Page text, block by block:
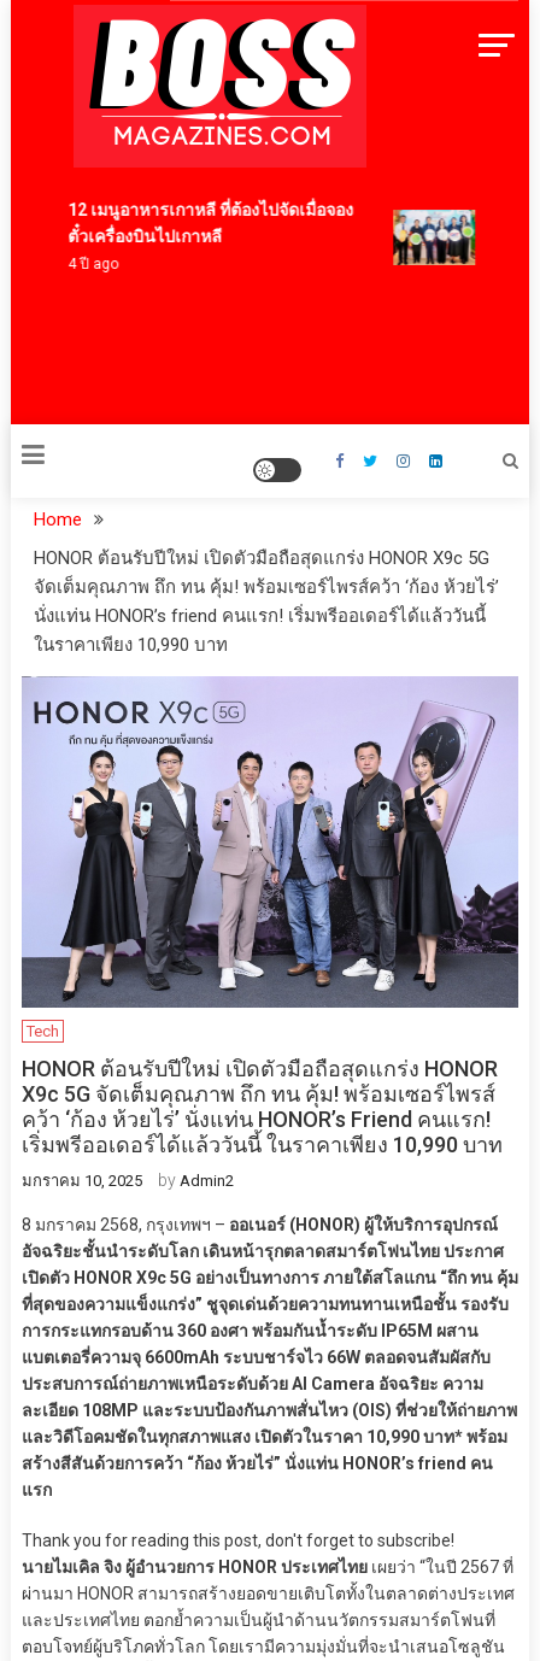
BossMagazinesThailand
12 เมนูอาหารเกาหลี ที่ต้องไปจัดเมื่อจอง
ตั๋วเครื่องบินไปเกาหลี
4 ปี ago
คต. ปลื้ม
สำเร็จต
Home
HONOR ต้อนรับปีใหม่ เปิดตัวมือถือสุดแกร่ง HONOR X9c 5G
จัดเต็มคุณภาพ ถึก ทน คุ้ม! พร้อมเซอร์ไพรส์คว้า ‘ก้อง ห้วยไร่’
นั่งแท่น HONOR’s friend คนแรก! เริ่มพรีออเดอร์ได้แล้ววันนี้
ในราคาเพียง 10,990 บาท
Tech
HONOR ต้อนรับปีใหม่ เปิดตัวมือถือสุดแกร่ง HONOR
X9c 5G จัดเต็มคุณภาพ ถึก ทน คุ้ม! พร้อมเซอร์ไพรส์
คว้า ‘ก้อง ห้วยไร่’ นั่งแท่น HONOR’s Friend คนแรก!
เริ่มพรีออเดอร์ได้แล้ววันนี้ ในราคาเพียง 10,990 บาท
มกราคม 10, 2025 by Admin2
8 มกราคม 2568, กรุงเทพฯ – ออเนอร์ (HONOR) ผู้ให้บริการอุปกรณ์
อัจฉริยะชั้นนำระดับโลก เดินหน้ารุกตลาดสมาร์ตโฟนไทย ประกาศ
เปิดตัว HONOR X9c 5G อย่างเป็นทางการ ภายใต้สโลแกน “ถึก ทน คุ้ม
ที่สุดของความแข็งแกร่ง” ชูจุดเด่นด้วยความทนทานเหนือชั้น รองรับ
การกระแทกรอบด้าน 360 องศา พร้อมกันน้ำระดับ IP65M ผสาน
แบตเตอรี่ความจุ 6600mAh ระบบชาร์จไว 66W ตลอดจนสัมผัสกับ
ประสบการณ์ถ่ายภาพเหนือระดับด้วย AI Camera อัจฉริยะ ความ
ละเอียด 108MP และระบบป้องกันภาพสั่นไหว (OIS) ที่ช่วยให้ถ่ายภาพ
และวิดีโอคมชัดในทุกสภาพแสง เปิดตัวในราคา 10,990 บาท* พร้อม
สร้างสีสันด้วยการคว้า “ก้อง ห้วยไร่” นั่งแท่น HONOR’s friend คน
แรก
Thank you for reading this post, don't forget to subscribe!
นายไมเคิล จิง ผู้อำนวยการ HONOR ประเทศไทย เผยว่า “ในปี 2567 ที่
ผ่านมา HONOR สามารถสร้างยอดขายเติบโตทั้งในตลาดต่างประเทศ
และประเทศไทย ตอกย้ำความเป็นผู้นำด้านนวัตกรรมสมาร์ตโฟนที่
ตอบโจทย์ผู้บริโภคทั่วโลก โดยเรามีความมุ่งมั่นที่จะนำเสนอโซลูชัน